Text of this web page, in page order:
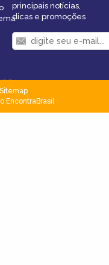
principais notícias,
dicas e promoções
Sitemap
EncontraBrasil